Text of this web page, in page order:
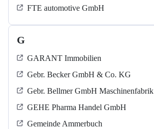
FTE automotive GmbH
G
GARANT Immobilien
Gebr. Becker GmbH & Co. KG
Gebr. Bellmer GmbH Maschinenfabrik
GEHE Pharma Handel GmbH
Gemeinde Ammerbuch